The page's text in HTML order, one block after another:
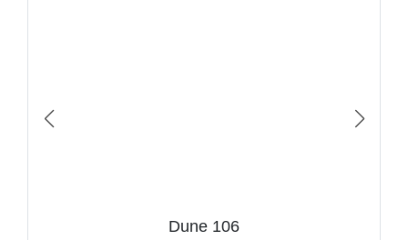
Dune 106